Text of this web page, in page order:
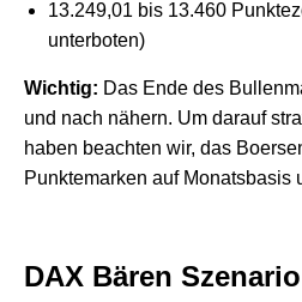
13.249,01 bis 13.460
unterboten)
Wichtig: Das Ende des
und nach nähern. Um darauf
haben beachten wir, das
Punktemarken auf Monatsbasis
DAX Bären Szenario